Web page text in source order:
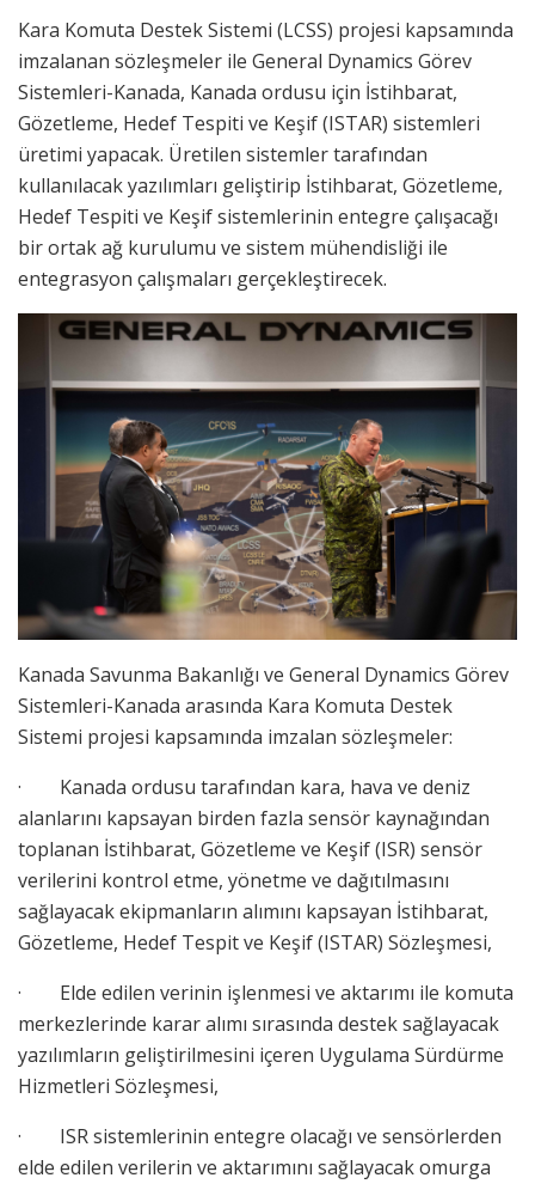
Kara Komuta Destek Sistemi (LCSS) projesi kapsamında
imzalanan sözleşmeler ile General Dynamics Görev
Sistemleri-Kanada, Kanada ordusu için İstihbarat,
Gözetleme, Hedef Tespiti ve Keşif (ISTAR) sistemleri
üretimi yapacak. Üretilen sistemler tarafından
kullanılacak yazılımları geliştirip İstihbarat, Gözetleme,
Hedef Tespiti ve Keşif sistemlerinin entegre çalışacağı
bir ortak ağ kurulumu ve sistem mühendisliği ile
entegrasyon çalışmaları gerçekleştirecek.
Kanada Savunma Bakanlığı ve General Dynamics Görev
Sistemleri-Kanada arasında Kara Komuta Destek
Sistemi projesi kapsamında imzalan sözleşmeler:
· Kanada ordusu tarafından kara, hava ve deniz
alanlarını kapsayan birden fazla sensör kaynağından
toplanan İstihbarat, Gözetleme ve Keşif (ISR) sensör
verilerini kontrol etme, yönetme ve dağıtılmasını
sağlayacak ekipmanların alımını kapsayan İstihbarat,
Gözetleme, Hedef Tespit ve Keşif (ISTAR) Sözleşmesi,
· Elde edilen verinin işlenmesi ve aktarımı ile komuta
merkezlerinde karar alımı sırasında destek sağlayacak
yazılımların geliştirilmesini içeren Uygulama Sürdürme
Hizmetleri Sözleşmesi,
· ISR sistemlerinin entegre olacağı ve sensörlerden
elde edilen verilerin ve aktarımını sağlayacak omurga